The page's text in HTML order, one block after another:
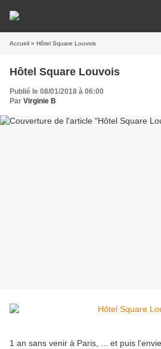
Accueil » Hôtel Square Louvois
Hôtel Square Louvois
Publié le 08/01/2018 à 06:00
Par Virginie B
1 an sans venir à Paris, ... et puis